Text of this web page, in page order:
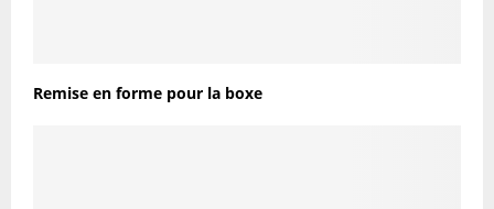
Remise en forme pour la boxe